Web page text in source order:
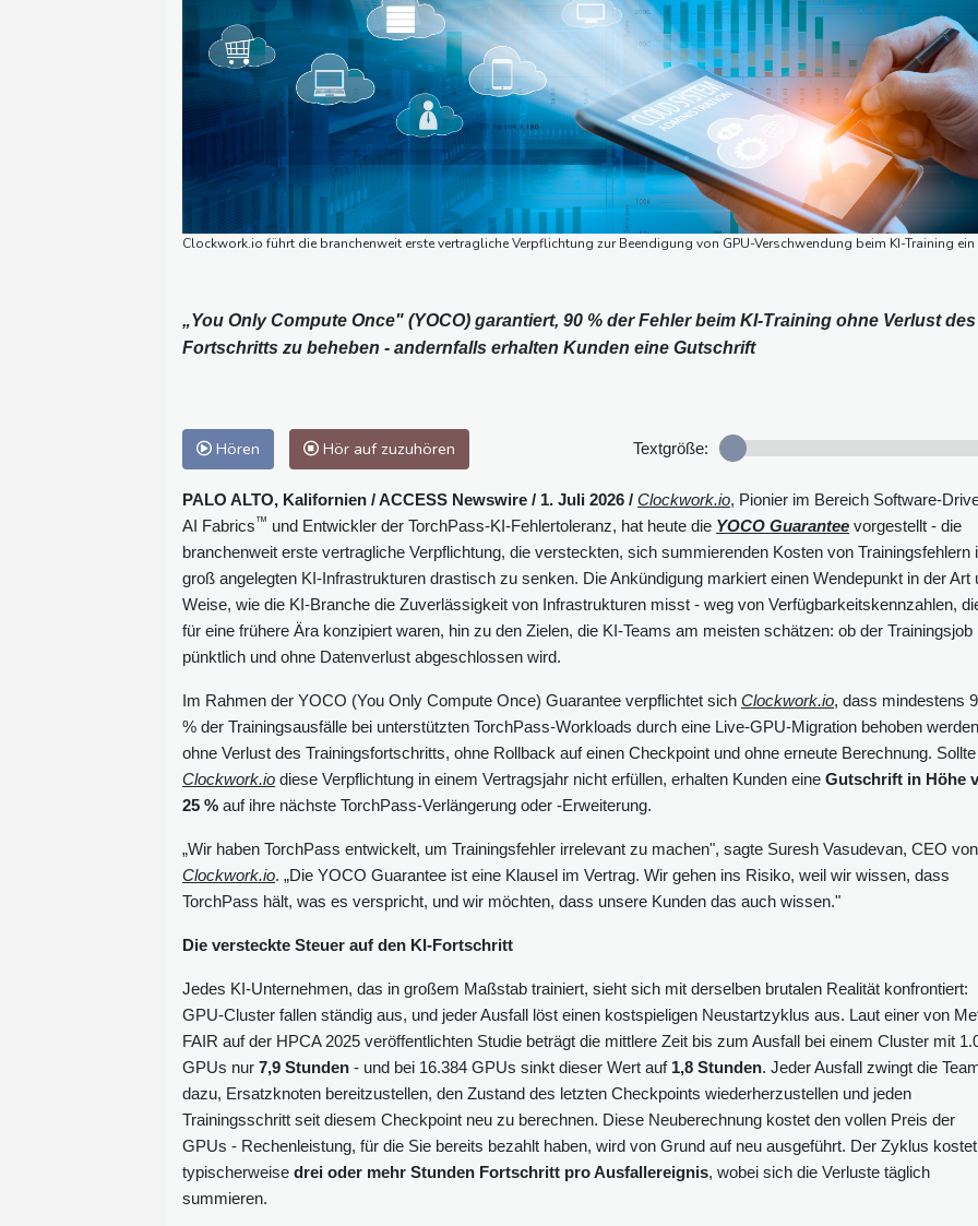
Clockwork.io führt die branchenweit erste vertragliche Verpflichtung zur Beendigung von GPU-Verschwendung beim KI-Training ein
„You Only Compute Once" (YOCO) garantiert, 90 % der Fehler beim KI-Training ohne Verlust des
Fortschritts zu beheben - andernfalls erhalten Kunden eine Gutschrift
Hören Hör auf zuzuhören Textgröße:
PALO ALTO, Kalifornien / ACCESS Newswire / 1. Juli 2026 / Clockwork.io, Pionier im Bereich Software-
AI Fabrics™ und Entwickler der TorchPass-KI-Fehlertoleranz, hat heute die YOCO Guarantee vorgestellt - die
branchenweit erste vertragliche Verpflichtung, die versteckten, sich summierenden Kosten von Trainingsfehlern
groß angelegten KI-Infrastrukturen drastisch zu senken. Die Ankündigung markiert einen Wendepunkt in der Art
Weise, wie die KI-Branche die Zuverlässigkeit von Infrastrukturen misst - weg von Verfügbarkeitskennzahlen,
für eine frühere Ära konzipiert waren, hin zu den Zielen, die KI-Teams am meisten schätzen: ob der Trainingsjob
pünktlich und ohne Datenverlust abgeschlossen wird.
Im Rahmen der YOCO (You Only Compute Once) Guarantee verpflichtet sich Clockwork.io, dass mindestens
% der Trainingsausfälle bei unterstützten TorchPass-Workloads durch eine Live-GPU-Migration behoben
ohne Verlust des Trainingsfortschritts, ohne Rollback auf einen Checkpoint und ohne erneute Berechnung. Sollte
Clockwork.io diese Verpflichtung in einem Vertragsjahr nicht erfüllen, erhalten Kunden eine Gutschrift in Höhe
25 % auf ihre nächste TorchPass-Verlängerung oder -Erweiterung.
„Wir haben TorchPass entwickelt, um Trainingsfehler irrelevant zu machen", sagte Suresh Vasudevan, CEO von
Clockwork.io. „Die YOCO Guarantee ist eine Klausel im Vertrag. Wir gehen ins Risiko, weil wir wissen, dass
TorchPass hält, was es verspricht, und wir möchten, dass unsere Kunden das auch wissen."
Die versteckte Steuer auf den KI-Fortschritt
Jedes KI-Unternehmen, das in großem Maßstab trainiert, sieht sich mit derselben brutalen Realität konfrontiert:
GPU-Cluster fallen ständig aus, und jeder Ausfall löst einen kostspieligen Neustartzyklus aus. Laut einer von
FAIR auf der HPCA 2025 veröffentlichten Studie beträgt die mittlere Zeit bis zum Ausfall bei einem Cluster mit
GPUs nur 7,9 Stunden - und bei 16.384 GPUs sinkt dieser Wert auf1,8 Stunden. Jeder Ausfall zwingt die
dazu, Ersatzknoten bereitzustellen, den Zustand des letzten Checkpoints wiederherzustellen und jeden
Trainingsschritt seit diesem Checkpoint neu zu berechnen. Diese Neuberechnung kostet den vollen Preis der
GPUs - Rechenleistung, für die Sie bereits bezahlt haben, wird von Grund auf neu ausgeführt. Der Zyklus kostet
typischerweise drei oder mehr Stunden Fortschritt pro Ausfallereignis, wobei sich die Verluste täglich
summieren.